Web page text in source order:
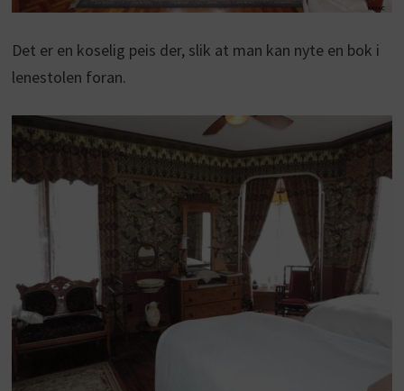
Det er en koselig peis der, slik at man kan nyte en bok i
lenestolen foran.